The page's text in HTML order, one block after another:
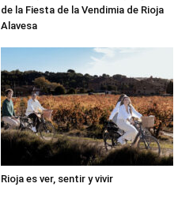
de la Fiesta de la Vendimia de Rioja
Alavesa
Rioja es ver, sentir y vivir